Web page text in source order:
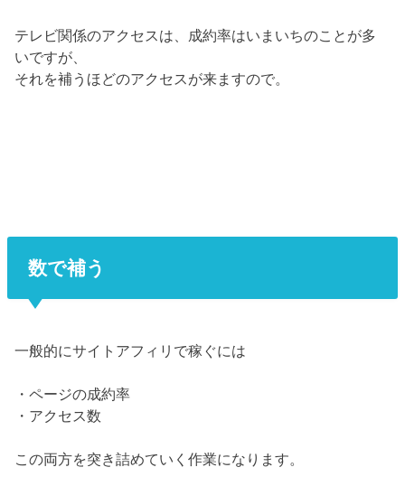
テレビ関係のアクセスは、成約率はいまいちのことが多
いですが、
それを補うほどのアクセスが来ますので。
数で補う
一般的にサイトアフィリで稼ぐには
・ページの成約率
・アクセス数
この両方を突き詰めていく作業になります。